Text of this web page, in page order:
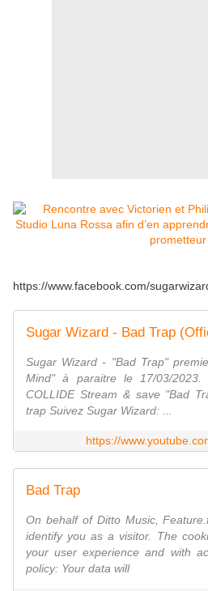
https://www.facebook.com/
Sugar Wizard - Bad Trap
Sugar Wizard - "Bad Trap"
Mind" à paraitre le 17/03/2023.
COLLIDE Stream & save "Bad
trap Suivez Sugar Wizard: ...
https://
Bad Trap
On behalf of Ditto Music,
identify you as a visitor. The
your user experience and with
policy: Your data will